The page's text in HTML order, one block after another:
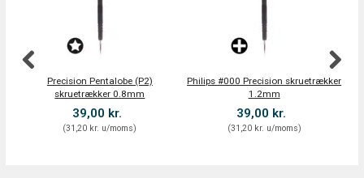
Precision Pentalobe (P2)
skruetrækker 0.8mm
39,00 kr.
(31,20 kr. u/moms)
Philips #000 Precision skruetrækker
1.2mm
39,00 kr.
(31,20 kr. u/moms)